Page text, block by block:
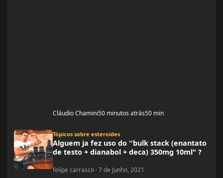
Cláudio Chamini50 minutos atrás50 min
Alguem ja fez uso do ''bulk stack (enantato de testo + dianabol + deca)
Tópicos sobre esteroides
Alguem ja fez uso do ''bulk stack (enantato
de testo + dianabol + deca) 350mg 10ml" ?
felipe carrasco ·7 de Junho, 2021